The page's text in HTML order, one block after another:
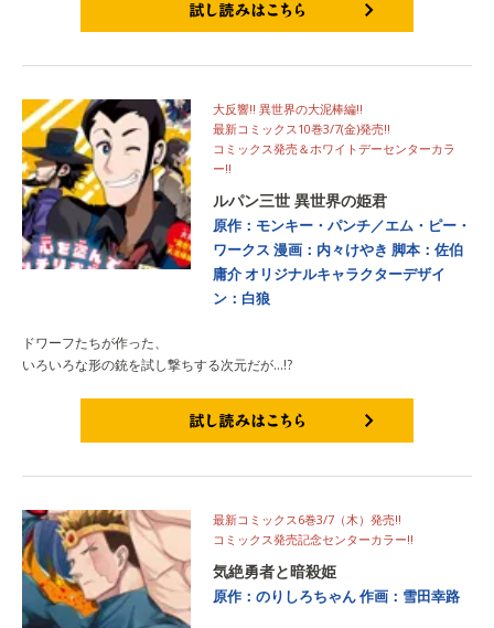
大反響!! 異世界の大泥棒編!!
最新コミックス10巻3/7(金)発売‼
コミックス発売＆ホワイトデーセンターカラ
ー!!
ルパン三世 異世界の姫君
原作：モンキー・パンチ／エム・ピー・
ワークス 漫画：内々けやき 脚本：佐伯
庸介オリジナルキャラクターデザイ
ン：白狼
ドワーフたちが作った、
いろいろな形の銃を試し撃ちする次元だが…!?
最新コミックス6巻3/7（木）発売‼
コミックス発売記念センターカラー!!
気絶勇者と暗殺姫
原作：のりしろちゃん作画：雪田幸路